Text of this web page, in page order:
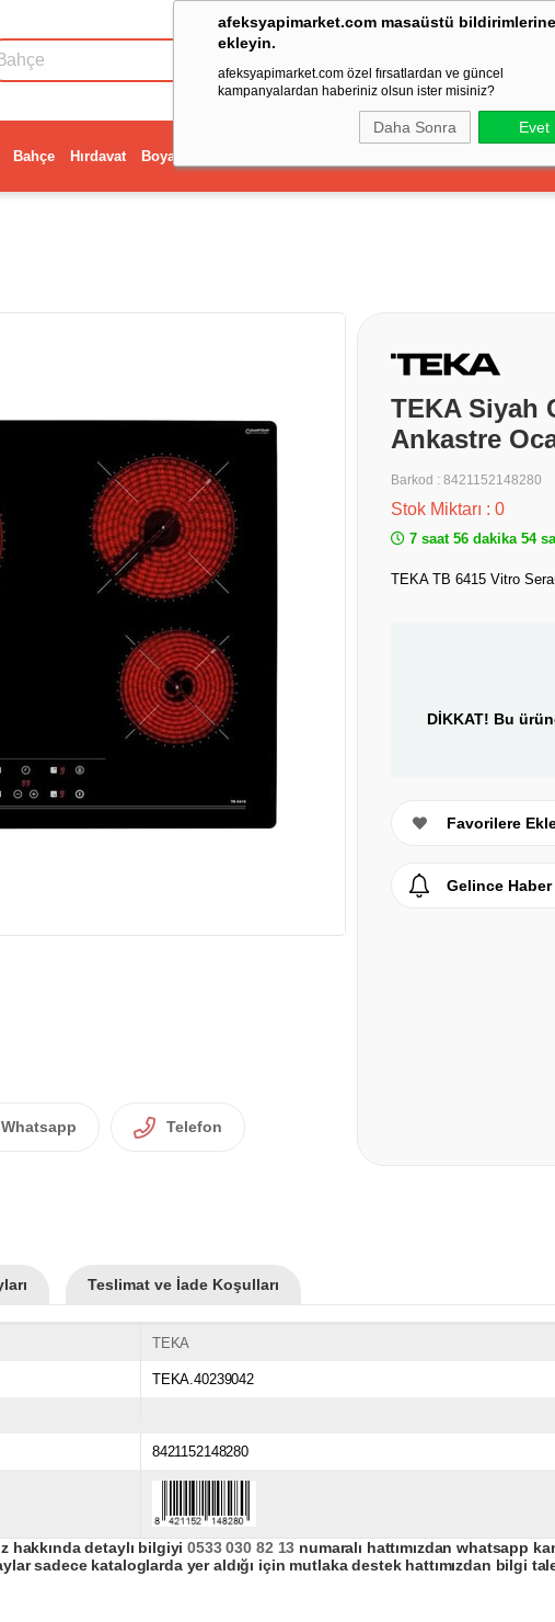
afeksyapimarket.com masaüstü bildirimlerine
ekleyin.
afeksyapimarket.com özel fırsatlardan ve güncel
kampanyalardan haberiniz olsun ister misiniz?
Daha Sonra Evet
Bahçe Hırdavat Boya
Whatsapp Telefon
TEKA Siyah
Ankastre
Barkod : 8421152148280
Stok Miktarı : 0
7 saat 56 dakika 54
TEKA TB 6415 Vitro
DİKKAT! Bu
Favorilere
Gelince Haber
Teslimat ve İade Koşulları
TEKA
TEKA.40239042
8421152148280
hakkında detaylı bilgiyi0533 030 82 13 numaralı hattımızdan whatsapp
sadece kataloglarda yer aldığı için mutlaka destek hattımızdan bilgi